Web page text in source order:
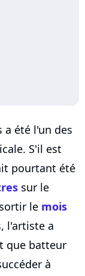
a été l'un des
S'il est
pourtant été
sur le
le mois
l'artiste a
que batteur
à